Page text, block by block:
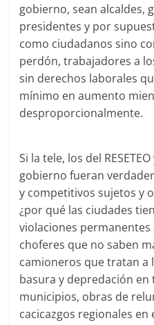
gobierno, sean alcaldes,
presidentes y por
como ciudadanos sino
perdón, trabajadores a
sin derechos laborales
mínimo en aumento
desproporcionalmente.
Si la tele, los del
gobierno fueran
y competitivos sujetos y
¿por qué las ciudades
violaciones permanentes
choferes que no saben
camioneros que tratan a
basura y depredación en
municipios, obras de
cacicazgos regionales en